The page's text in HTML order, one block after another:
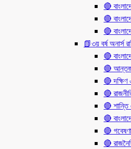
🔴
🔴
🔴
📗৩য় বর্ষ অনার্স
🔴
🔴
🔴 দক্ষিণ
🔴
🔴 শান্তি
🔴
🔴
🔴